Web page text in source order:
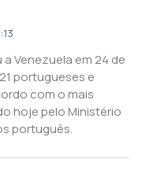
Venezuela em 24 de
portugueses e
com o mais
hoje pelo Ministério
português.